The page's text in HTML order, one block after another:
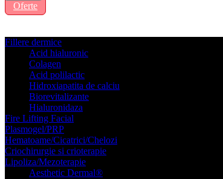
Oferte
Fillere dermice
Acid hialuronic
Colagen
Acid polilactic
Hidroxiapatita de calciu
Biorevitalizante
Hialuronidaza
Fire Lifting Facial
Plasmogel/PRP
Hematoame/Cicatrici/Chelozi
Criochirurgie si crioterapie
Lipoliza/Mezoterapie
Aesthetic Dermal®